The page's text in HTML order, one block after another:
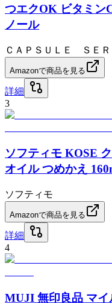
つエクOK ビタミン
ノール
ＣＡＰＳＵＬＥ ＳＥＲ
Amazonで商品を見る
詳細
3
ソフティモ KOSE
オイル つめかえ
ソフティモ
Amazonで商品を見る
詳細
4
MUJI 無印良品 マイ